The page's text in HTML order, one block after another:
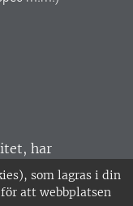
som lagras i din
för att webbplatsen
har
är
är